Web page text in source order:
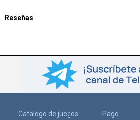
Reseñas
Catalogo de juegos Pago